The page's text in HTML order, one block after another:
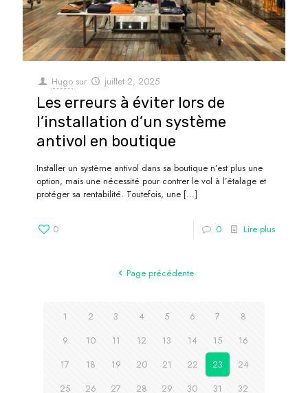
Hugo sur juillet 2, 2025
Les erreurs à éviter lors de
l’installation d’un système
antivol en boutique
Installer un système antivol dans sa boutique n’est plus une
option, mais une nécessité pour contrer le vol à l’étalage et
protéger sa rentabilité. Toutefois, une […]
0 0 Lire plus
Page précédente
1 2 3 4 5 6 7
8
9
10 11 12 13 14 15
16
17
18 19 20 21 22 23
24
25
26 27 28 29 30 31 32